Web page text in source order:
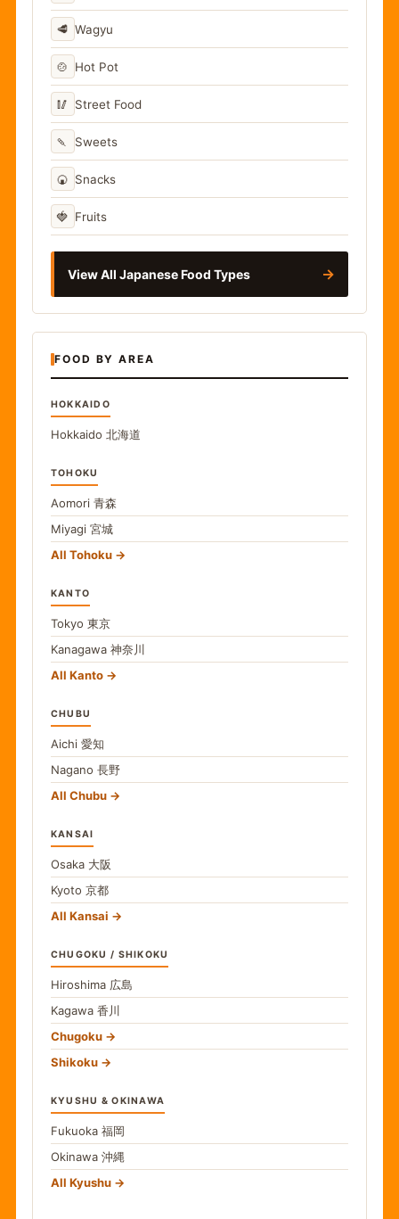
🥩 Wagyu
🍲 Hot Pot
🥢 Street Food
🍡 Sweets
🍘 Snacks
🍓 Fruits
View All Japanese Food Types →
FOOD BY AREA
HOKKAIDO
Hokkaido 北海道
TOHOKU
Aomori 青森
Miyagi 宮城
All Tohoku
KANTO
Tokyo 東京
Kanagawa 神奈川
All Kanto
CHUBU
Aichi 愛知
Nagano 長野
All Chubu
KANSAI
Osaka 大阪
Kyoto 京都
All Kansai
CHUGOKU / SHIKOKU
Hiroshima 広島
Kagawa 香川
Chugoku
Shikoku
KYUSHU & OKINAWA
Fukuoka 福岡
Okinawa 沖縄
All Kyushu